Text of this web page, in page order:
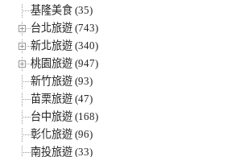
基隆美食 (35)
台北旅遊 (743)
新北旅遊 (340)
桃園旅遊 (947)
新竹旅遊 (93)
苗栗旅遊 (47)
台中旅遊 (168)
彰化旅遊 (96)
南投旅遊 (33)